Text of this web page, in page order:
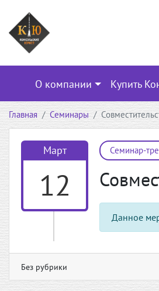
О компании Купить
Главная Семинары
Март
12
Семинар-
Данное
Без рубрики